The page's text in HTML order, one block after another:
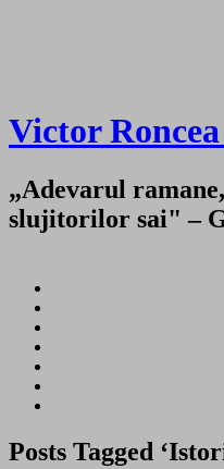
Victor
„Adevarul
slujitorilor sai" –
Posts Tagged